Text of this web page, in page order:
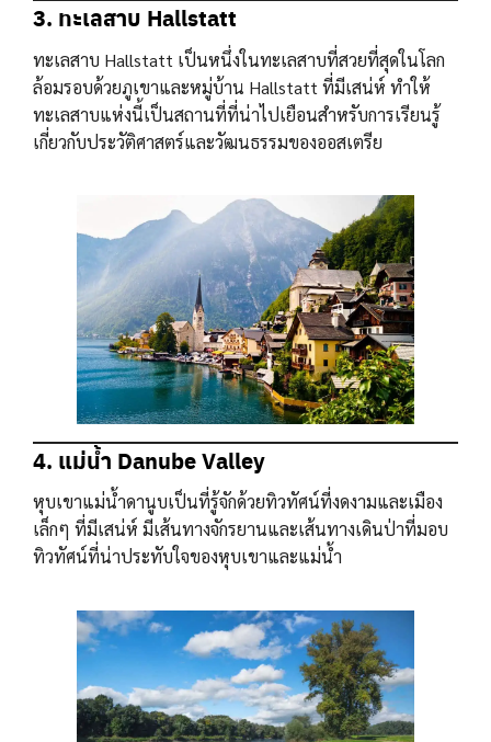
3. ทะเลสาบ Hallstatt
ทะเลสาบ Hallstatt เป็นหนึ่งในทะเลสาบที่สวยที่สุดในโลก
ล้อมรอบด้วยภูเขาและหมู่บ้าน Hallstatt ที่มีเสน่ห์ ทำให้
ทะเลสาบแห่งนี้เป็นสถานที่ที่น่าไปเยือนสำหรับการเรียนรู้
เกี่ยวกับประวัติศาสตร์และวัฒนธรรมของออสเตรีย
4. แม่น้ำ Danube Valley
หุบเขาแม่น้ำดานูบเป็นที่รู้จักด้วยทิวทัศน์ที่งดงามและเมือง
เล็กๆ ที่มีเสน่ห์ มีเส้นทางจักรยานและเส้นทางเดินป่าที่มอบ
ทิวทัศน์ที่น่าประทับใจของหุบเขาและแม่น้ำ